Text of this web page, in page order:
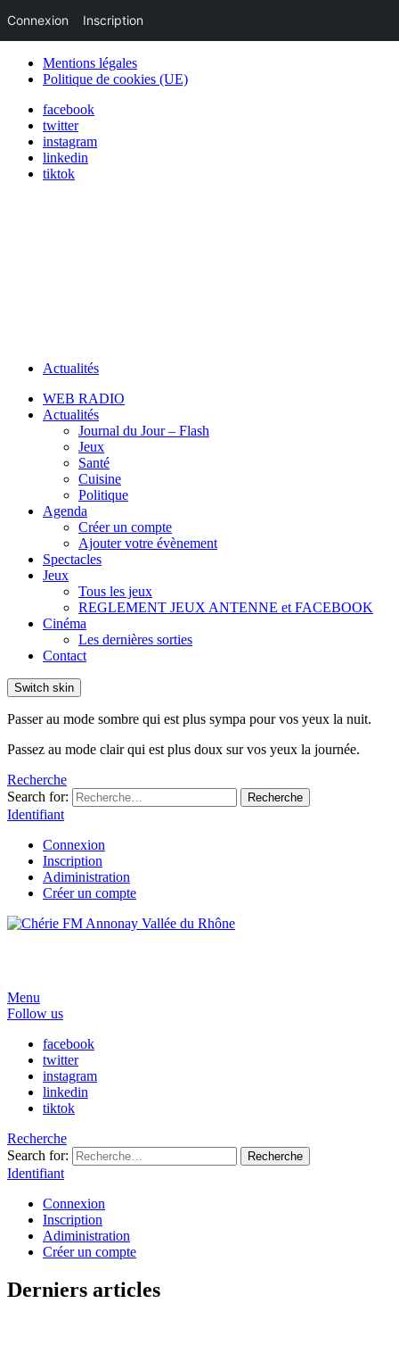
Mentions légales
Politique de cookies (UE)
facebook
twitter
instagram
linkedin
tiktok
Actualités
WEB RADIO
Actualités
Journal du Jour – Flash
Jeux
Santé
Cuisine
Politique
Agenda
Créer un compte
Ajouter votre évènement
Spectacles
Jeux
Tous les jeux
REGLEMENT JEUX ANTENNE et FACEBOOK
Cinéma
Les dernières sorties
Contact
Switch skin
Passer au mode sombre qui est plus sympa pour vos yeux la nuit.
Passez au mode clair qui est plus doux sur vos yeux la journée.
Recherche
Search for:
Recherche
Identifiant
Connexion
Inscription
Adiministration
Créer un compte
Menu
Follow us
facebook
twitter
instagram
linkedin
tiktok
Recherche
Search for:
Recherche
Identifiant
Connexion
Inscription
Adiministration
Créer un compte
Derniers articles
Connexion Inscription